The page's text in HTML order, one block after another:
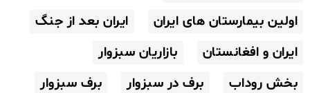
اولین بیمارستان های ایران
ایران بعد از جنگ
ایران و افغانستان
بازاریان سبزوار
بخش روداب
برف در سبزوار
برف سبزوار